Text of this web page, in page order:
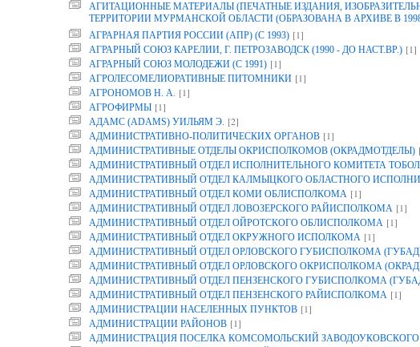
АГИТАЦИОННЫЕ МАТЕРИАЛЫ (ПЕЧАТНЫЕ ИЗДАНИЯ,
ТЕРРИТОРИИ МУРМАНСКОЙ ОБЛАСТИ (ОБРАЗОВАНА В АРХИВЕ В
АГРАРНАЯ ПАРТИЯ РОССИИ (АПР) (С 1993) [1]
АГРАРНЫЙ СОЮЗ КАРЕЛИИ, Г. ПЕТРОЗАВОДСК (1990 - ДО НАСТ.ВР.) [1]
АГРАРНЫЙ СОЮЗ МОЛОДЕЖИ (С 1991) [1]
АГРОЛЕСОМЕЛИОРАТИВНЫЕ ПИТОМНИКИ [1]
АГРОНОМОВ Н. А. [1]
АГРОФИРМЫ [1]
АДАМС (ADAMS) УИЛЬЯМ Э. [2]
АДМИНИСТРАТИВНО-ПОЛИТИЧЕСКИХ ОРГАНОВ [1]
АДМИНИСТРАТИВНЫЕ ОТДЕЛЫ ОКРИСПОЛКОМОВ (ОКРАДМОТДЕЛЫ)
АДМИНИСТРАТИВНЫЙ ОТДЕЛ ИСПОЛНИТЕЛЬНОГО КОМИТЕТА
АДМИНИСТРАТИВНЫЙ ОТДЕЛ КАЛМЫЦКОГО ОБЛАСТНОГО
АДМИНИСТРАТИВНЫЙ ОТДЕЛ КОМИ ОБЛИСПОЛКОМА [1]
АДМИНИСТРАТИВНЫЙ ОТДЕЛ ЛОВОЗЕРСКОГО РАЙИСПОЛКОМА [1]
АДМИНИСТРАТИВНЫЙ ОТДЕЛ ОЙРОТСКОГО ОБЛИСПОЛКОМА [1]
АДМИНИСТРАТИВНЫЙ ОТДЕЛ ОКРУЖНОГО ИСПОЛКОМА [1]
АДМИНИСТРАТИВНЫЙ ОТДЕЛ ОРЛОВСКОГО ГУБИСПОЛКОМА
АДМИНИСТРАТИВНЫЙ ОТДЕЛ ОРЛОВСКОГО ОКРИСПОЛКОМА
АДМИНИСТРАТИВНЫЙ ОТДЕЛ ПЕНЗЕНСКОГО ГУБИСПОЛКОМА
АДМИНИСТРАТИВНЫЙ ОТДЕЛ ПЕНЗЕНСКОГО РАЙИСПОЛКОМА [1]
АДМИНИСТРАЦИИ НАСЕЛЕННЫХ ПУНКТОВ [1]
АДМИНИСТРАЦИИ РАЙОНОВ [1]
АДМИНИСТРАЦИЯ ПОСЕЛКА КОМСОМОЛЬСКИЙ